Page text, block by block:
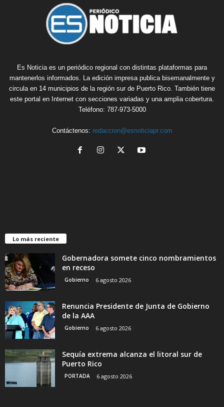
Es Noticia es un periódico regional con distintas plataformas para
mantenerlos informados. La edición impresa publica bisemanalmente y
circula en 14 municipios de la región sur de Puerto Rico. También tiene
este portal en Internet con secciones variadas y una amplia cobertura.
Teléfono: 787-973-5000
Contáctenos: redaccion@esnoticiapr.com
Lo más reciente
Gobernadora somete cinco nombramientos
en receso
Gobierno 6 agosto 2026
Renuncia Presidente de Junta de Gobierno
de la AAA
Gobierno 6 agosto 2026
Sequía extrema alcanza el litoral sur de
Puerto Rico
PORTADA 6 agosto 2026